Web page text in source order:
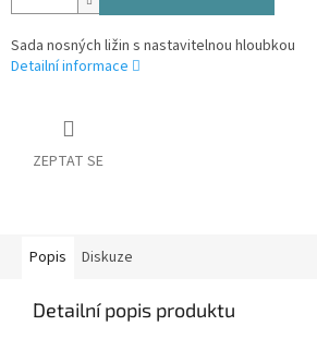
Sada nosných ližin s nastavitelnou hloubkou
Detailní informace
ZEPTAT SE
Popis Diskuze
Detailní popis produktu